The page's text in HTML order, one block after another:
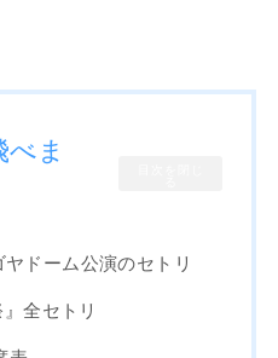
ま
ドーム公演のセトリ
全セトリ